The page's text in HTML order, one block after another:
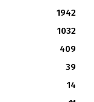
1942
1032
409
39
14